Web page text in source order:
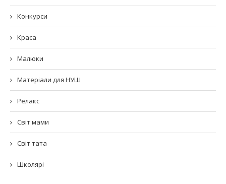
Конкурси
Краса
Малюки
Матеріали для НУШ
Релакс
Світ мами
Світ тата
Школярі